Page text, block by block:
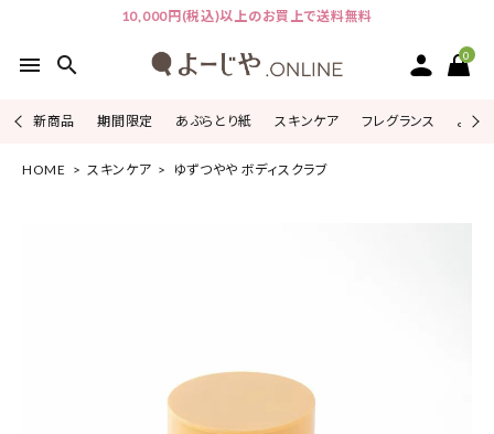
10,000円(税込)以上のお買上で送料無料
menu search 0
新商品 期間限定 あぶらとり紙 スキンケア フレグランス よじ
ACCOUNT MENU
HOME スキンケア ゆずつやや ボディスクラブ